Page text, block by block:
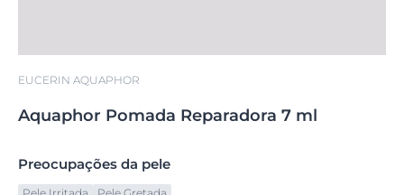
EUCERIN AQUAPHOR
Aquaphor Pomada Reparadora 7 ml
Preocupações da pele